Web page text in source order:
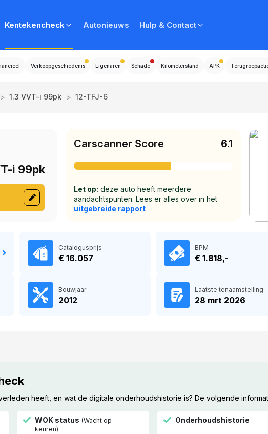
Kentekencheck Autonieuws Hulp & Contact
Verkoopgeschiedenis Eigenaren Schade Kilometerstand APK
> 1.3 VVT-i 99pk > 12-TFJ-6
i 99pk
Carscanner Score 6.1
Let op: deze auto heeft meerdere
aandachtspunten. Lees er alles over in het
uitgebreide rapport
Catalogusprijs
€ 16.057
BPM
€ 1.818,-
Bouwjaar
2012
Laatste tenaamstelling
28 mrt 2026
heeft, en wat de digitale onderhoudshistorie is? De volgende
WOK status (Wacht op
keuren)
Onderhoudshistorie